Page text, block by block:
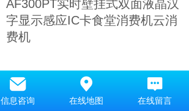
AF300PT实时壁挂式双面液晶汉
字显示感应IC卡食堂消费机云消
费机
LINUX的大屏幕IC卡读卡器 智慧
信息咨询 在线地图 在线留言